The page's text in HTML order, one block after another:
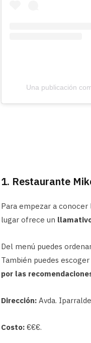
Una publicación
1. Restaurante
Para empezar a
lugar ofrece un
Del menú puedes
También puedes
por las
Dirección: Avda.
Costo: €€€.